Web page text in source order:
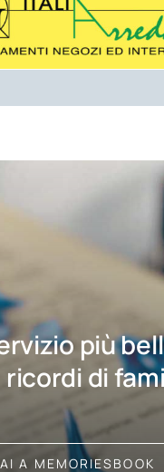
più
ricordi di
A MEMORIESBOOK